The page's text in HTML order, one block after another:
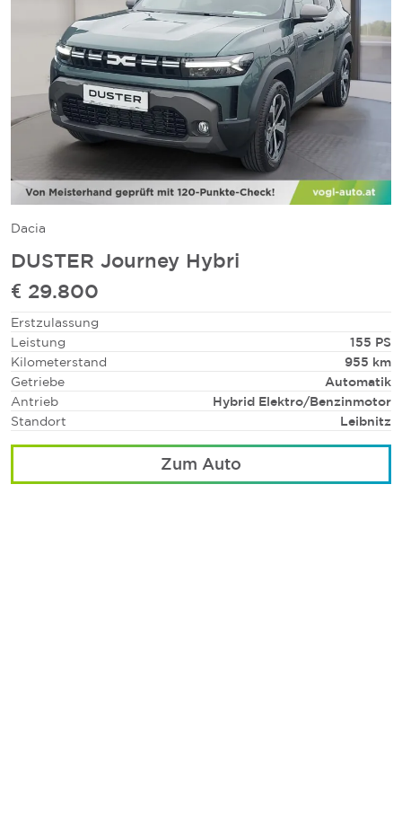
Dacia
DUSTER Journey Hybri
€ 29.800
Erstzulassung
Leistung
155 PS
Kilometerstand
955 km
Getriebe
Automatik
Antrieb
Hybrid Elektro/Benzinmotor
Standort
Leibnitz
Zum Auto